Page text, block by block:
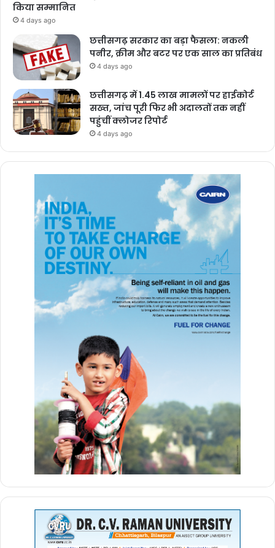
किया सम्मानित
4 days ago
छत्तीसगढ़ सरकार का बड़ा फैसला: नकली
पनीर, क्रीम और बटर पर एक साल का प्रतिबंध
4 days ago
छत्तीसगढ़ में 1.45 लाख मामलों पर हाईकोर्ट
सख्त, जांच पूरी फिर भी अदालतों तक नहीं
पहुंचीं क्लोजर रिपोर्ट
4 days ago